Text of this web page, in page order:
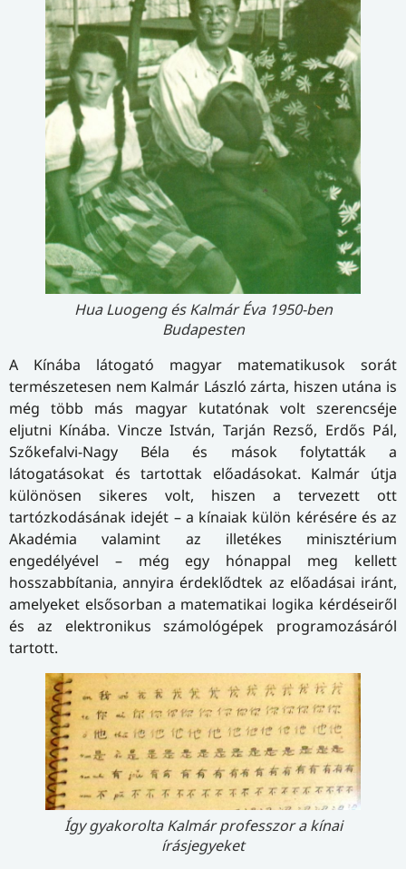
Hua Luogeng és Kalmár Éva 1950-ben
Budapesten
A Kínába látogató magyar matematikusok sorát
természetesen nem Kalmár László zárta, hiszen utána is
még több más magyar kutatónak volt szerencséje
eljutni Kínába. Vincze István, Tarján Rezső, Erdős Pál,
Szőkefalvi-Nagy Béla és mások folytatták a
látogatásokat és tartottak előadásokat. Kalmár útja
különösen sikeres volt, hiszen a tervezett ott
tartózkodásának idejét – a kínaiak külön kérésére és az
Akadémia valamint az illetékes minisztérium
engedélyével – még egy hónappal meg kellett
hosszabbítania, annyira érdeklődtek az előadásai iránt,
amelyeket elsősorban a matematikai logika kérdéseiről
és az elektronikus számológépek programozásáról
tartott.
Így gyakorolta Kalmár professzor a kínai
írásjegyeket